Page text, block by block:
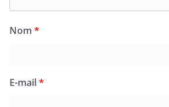
Nom *
E-mail*